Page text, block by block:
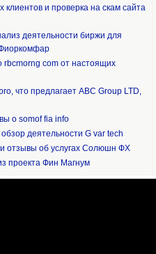
и проверка на скам сайта
деятельности биржи для
com от настоящих
что предлагает ABC Group LTD,
о somof fia info
деятельности G var tech
отзывы об услугах Солюшн ФХ
проекта Фин Магнум